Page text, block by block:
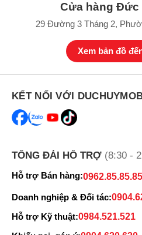
Samsung. Dòng Watch6 Series
Samsung Unpacked 2023.
Tại sự kiện ra mắt, Galaxy Watch6
phiên bản Watch6 thường và
thông minh Galaxy Watch6 đáp
cách cá nhân của người dùng. Nhất
Cửa hàng Đức
29 Đường 3 Tháng 2,
Xem bản đồ
KẾT NỐI VỚI
TỔNG ĐÀI HỖ TRỢ (8:30 -
Hỗ trợ Bán hàng:0962.85.85.85
Doanh nghiệp & Đối tác:
Hỗ trợ Kỹ thuật:0984.521.521